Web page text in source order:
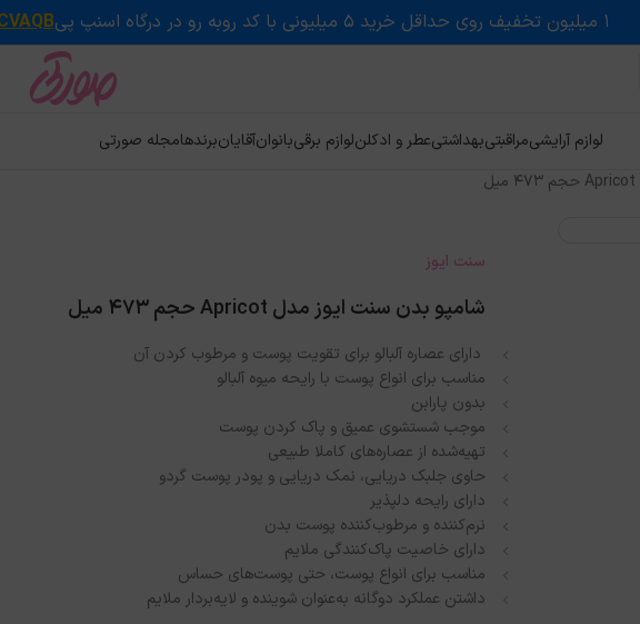
۱ میلیون تخفیف روی حداقل خرید ۵ میلیونی با کد روبه رو در درگاه اسنپ پی
لوازم آرایشیمراقبتیبهداشتیعطر و ادکلنلوازم برقیبانوانآقایانبرندهامجله صورتی
سنت ایوز
شامپو بدن سنت ایوز مدل Apricot حجم ۴۷۳ میل
دارای عصاره آلبالو برای تقویت پوست و مرطوب کردن آن
مناسب برای انواع پوست با رایحه میوه آلبالو
بدون پارابن
موجب شستشوی عمیق و پاک کردن پوست
تهیه‌شده از عصاره‌های کاملا طبیعی
حاوی جلبک دریایی، نمک دریایی و پودر پوست گردو
دارای رایحه دلپذیر
نرم‌کننده و مرطوب‌کننده پوست بدن
دارای خاصیت پاک‌کنندگی ملایم
مناسب برای انواع پوست، حتی پوست‌های حساس
داشتن عملکرد دوگانه به‌عنوان شوینده و لایه‌بردار ملایم